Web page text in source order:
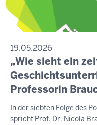
19.05.2026
„Wie sieht ein
Professorin
In der siebten Folge des
spricht Prof. Dr. Nicola